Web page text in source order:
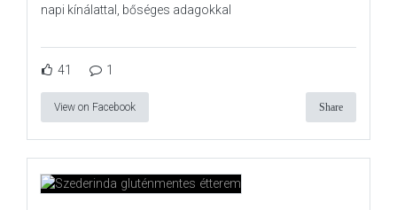
napi kínálattal, bőséges adagokkal
41 1
View on Facebook Share